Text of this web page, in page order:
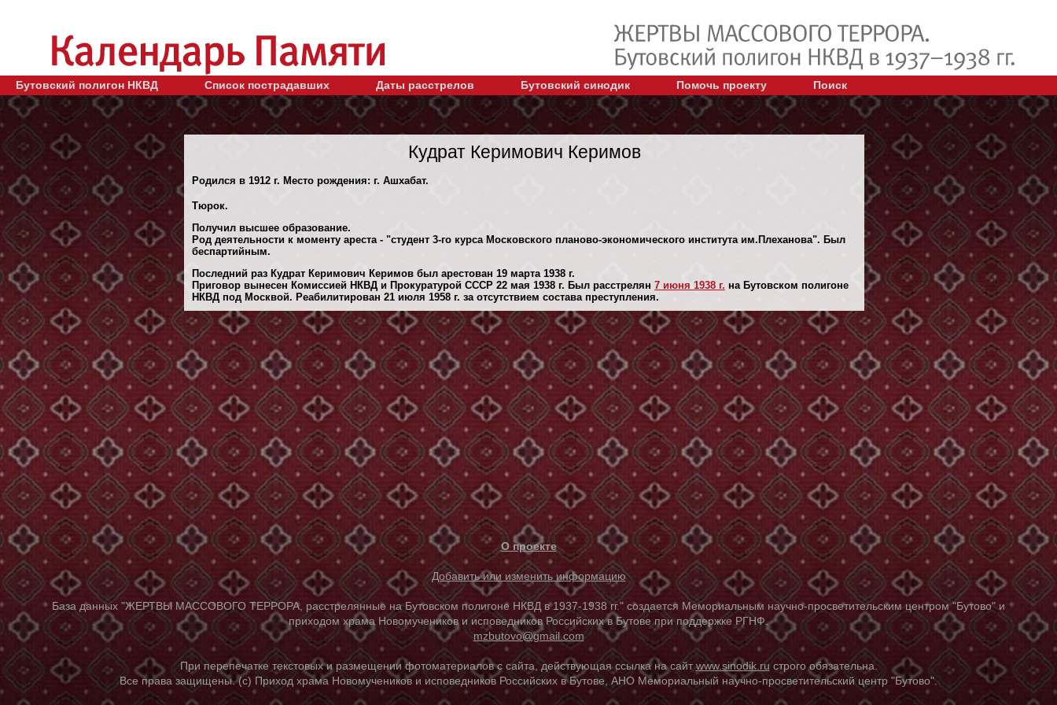
Бутовский полигон НКВД Список пострадавших Даты расстрелов Бутовский синодик Помочь проекту Поиск
Кудрат Керимович Керимов
Родился в 1912 г. Место рождения: г. Ашхабат.
Тюрок.
Получил высшее образование.
Род деятельности к моменту ареста - "студент 3-го курса Московского планово-экономического института им.Плеханова". Был
беспартийным.
Последний раз Кудрат Керимович Керимов был арестован 19 марта 1938 г.
Приговор вынесен Комиссией НКВД и Прокуратурой СССР 22 мая 1938 г. Был расстрелян 7 июня 1938 г. на Бутовском полигоне
НКВД под Москвой. Реабилитирован 21 июля 1958 г. за отсутствием состава преступления.
О проекте
Добавить или изменить информацию
База данных "ЖЕРТВЫ МАССОВОГО ТЕРРОРА, расстрелянные на Бутовском полигоне НКВД в 1937-1938 гг." создается Мемориальным научно-просветительским центром "Бутово" и
приходом храма Новомучеников и исповедников Российских в Бутове при поддержке РГНФ.
mzbutovo@gmail.com
При перепечатке текстовых и размещении фотоматериалов с сайта, действующая ссылка на сайтwww.sinodik.ru строго обязательна.
Все права защищены. (с) Приход храма Новомучеников и исповедников Российских в Бутове, АНО Мемориальный научно-просветительский центр "Бутово".